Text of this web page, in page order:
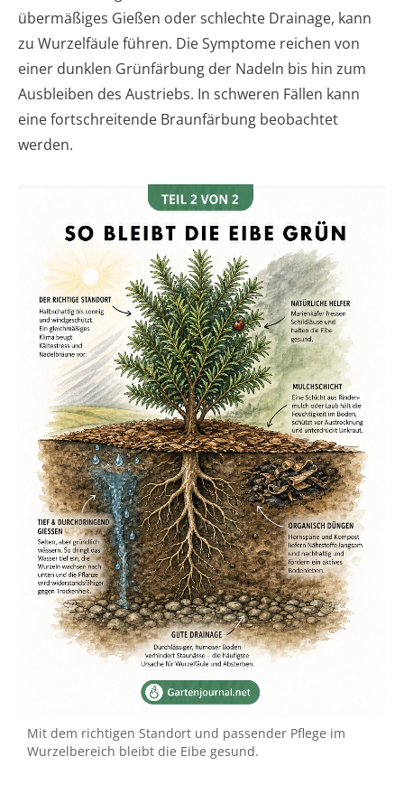
übermäßiges Gießen oder schlechte Drainage, kann
zu Wurzelfäule führen. Die Symptome reichen von
einer dunklen Grünfärbung der Nadeln bis hin zum
Ausbleiben des Austriebs. In schweren Fällen kann
eine fortschreitende Braunfärbung beobachtet
werden.
Mit dem richtigen Standort und passender Pflege im
Wurzelbereich bleibt die Eibe gesund.